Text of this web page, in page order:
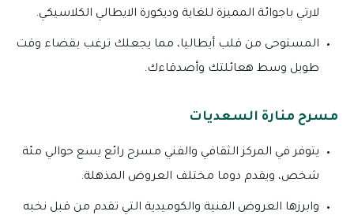
لارتي باجوائة المميزة للغاية وديكورة الايطالي الكلاسيكي.
المستوحى من قلب أيطاليا، مما يجعلك ترغب بقضاء وقت
طويل وسط هعائلتك وأصدقاءك.
مسرح منارة السعديات
يتوفر في المركز الثقافي والفني مسرح رائع يسع حوالي مئة
شخص، ويقدم دوما مختلف العروض المذهلة.
وابرزها العروض الفنية والكوميدية التي تقدم من قبل نخبه